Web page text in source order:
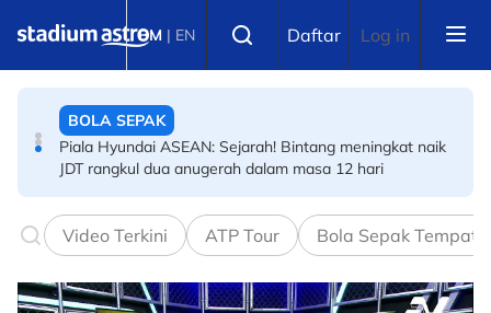
BM | EN Daftar Log in
Piala Hyundai ASEAN: Panas! Insiden pergaduhan luar
BOLA SEPAK
Piala Hyundai ASEAN: Sejarah! Bintang meningkat naik
JDT rangkul dua anugerah dalam masa 12 hari
Video Terkini ATP Tour Bola Sepak